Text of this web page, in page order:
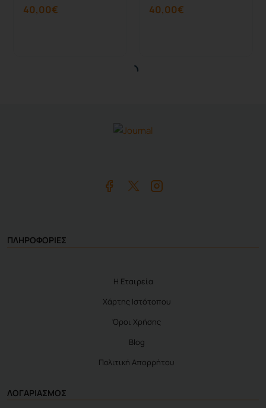
40,00€ 40,00€
ΠΛΗΡΟΦΟΡΙΕΣ
Η Εταιρεία
Χάρτης Ιστότοπου
Όροι Χρήσης
Blog
Πολιτική Απορρήτου
ΛΟΓΑΡΙΑΣΜΟΣ